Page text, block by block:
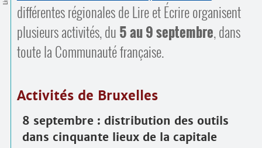
·
Comprendre et parler
Contacts
Trouver un lieu d’alphabétisation
différentes régionales de Lire et Écrire organisent
plusieurs activités, du 5 au 9 septembre, dans
toute la Communauté française.
Activités de Bruxelles
8 septembre : distribution des outils
dans cinquante lieux de la capitale